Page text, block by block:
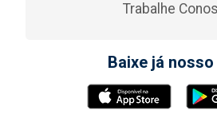
Trabalhe
Baixe já nosso